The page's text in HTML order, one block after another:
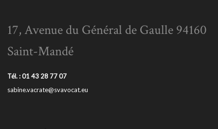
17, Avenue du Général de Gaulle 94160
Saint-Mandé
Tél. : 01 43 28 77 07
sabine.vacrate@svavocat.eu